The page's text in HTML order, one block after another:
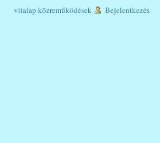
vitalap közreműködések Bejelentkezés